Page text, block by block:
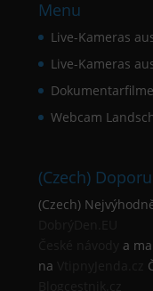
Menu
Live-Kameras
Live-Kameras
Dokumentarfilme
Webcam
(Czech)
(Czech)
a
na